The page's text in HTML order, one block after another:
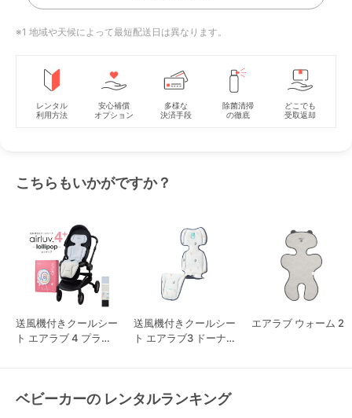
※1 地域や天候によって最短配送日は異なります。
レンタル
利用方法
安心補償
オプション
多様な
決済手段
除菌清掃
の徹底
どこでも
受取返却
こちらもいかがですか？
送風機付きクールシー
ト エアラブ 4 プラス
送風機付きクールシー
ト エアラブ3 ドーナ
エアラブ ウォーム 2
ベビーカーの レンタルランキング